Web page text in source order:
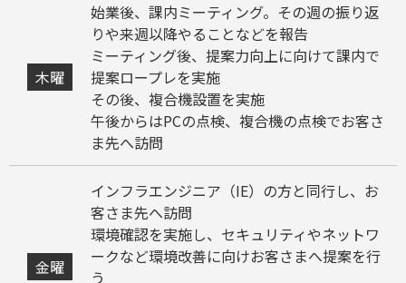
木曜
始業後、課内ミーティング。その週の振り返
りや来週以降やることなどを報告
ミーティング後、提案力向上に向けて課内で
提案ロープレを実施
その後、複合機設置を実施
午後からはPCの点検、複合機の点検でお客さ
ま先へ訪問
金曜
インフラエンジニア（IE）の方と同行し、お
客さま先へ訪問
環境確認を実施し、セキュリティやネットワ
ークなど環境改善に向けお客さまへ提案を行
う